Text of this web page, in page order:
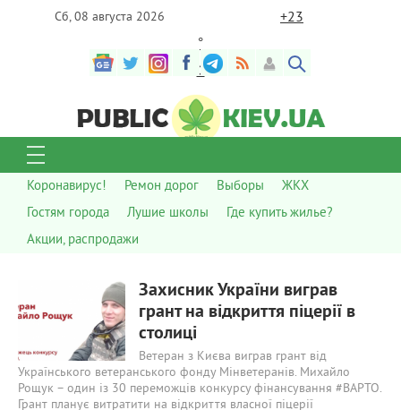
Сб, 08 августа 2026 +23
°
C
Коронавирус! Ремон дорог Выборы
ЖКХ
Гостям города
Лушие школы
Где купить жилье?
Акции, распродажи
Захисник України виграв
грант на відкриття піцерії в
столиці
Ветеран з Києва виграв грант від
Українського ветеранського фонду Мінветеранів. Михайло
Рощук – один із 30 переможців конкурсу фінансування #ВАРТО.
Грант планує витратити на відкриття власної піцерії